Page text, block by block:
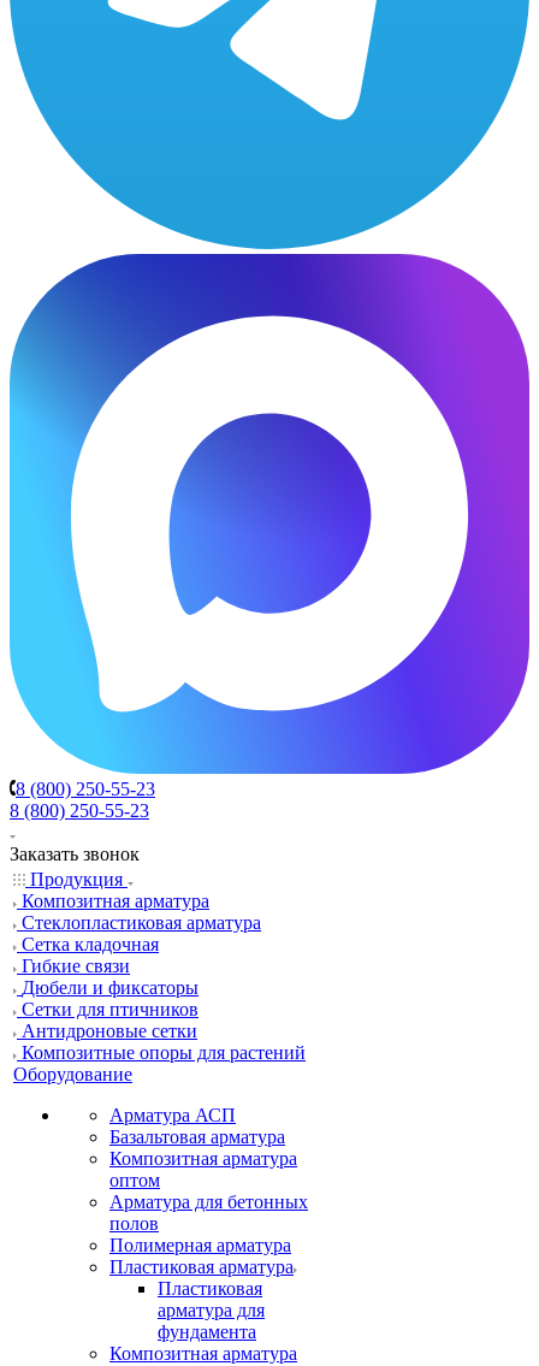
8 (800) 250-55-23
8 (800) 250-55-23
Заказать звонок
Продукция
Композитная арматура
Cтеклопластиковая арматура
Сетка кладочная
Гибкие связи
Дюбели и фиксаторы
Сетки для птичников
Антидроновые сетки
Композитные опоры для растений
Оборудование
Арматура АСП
Базальтовая арматура
Композитная арматура
оптом
Арматура для бетонных
полов
Полимерная арматура
Пластиковая арматура
Пластиковая
арматура для
фундамента
Композитная арматура